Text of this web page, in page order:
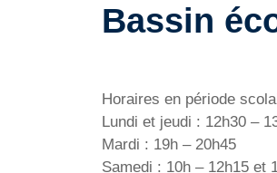
Bassin
Horaires en période
Lundi et jeudi : 12h30 –
Mardi : 19h – 20h45
Samedi : 10h – 12h15 et